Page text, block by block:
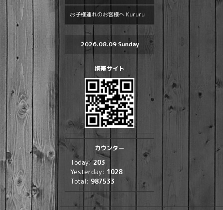
お子様連れのお客様へ Kururu
2026.08.09 Sunday
携帯サイト
カウンター
Today:203
Yesterday: 1028
Total: 987533